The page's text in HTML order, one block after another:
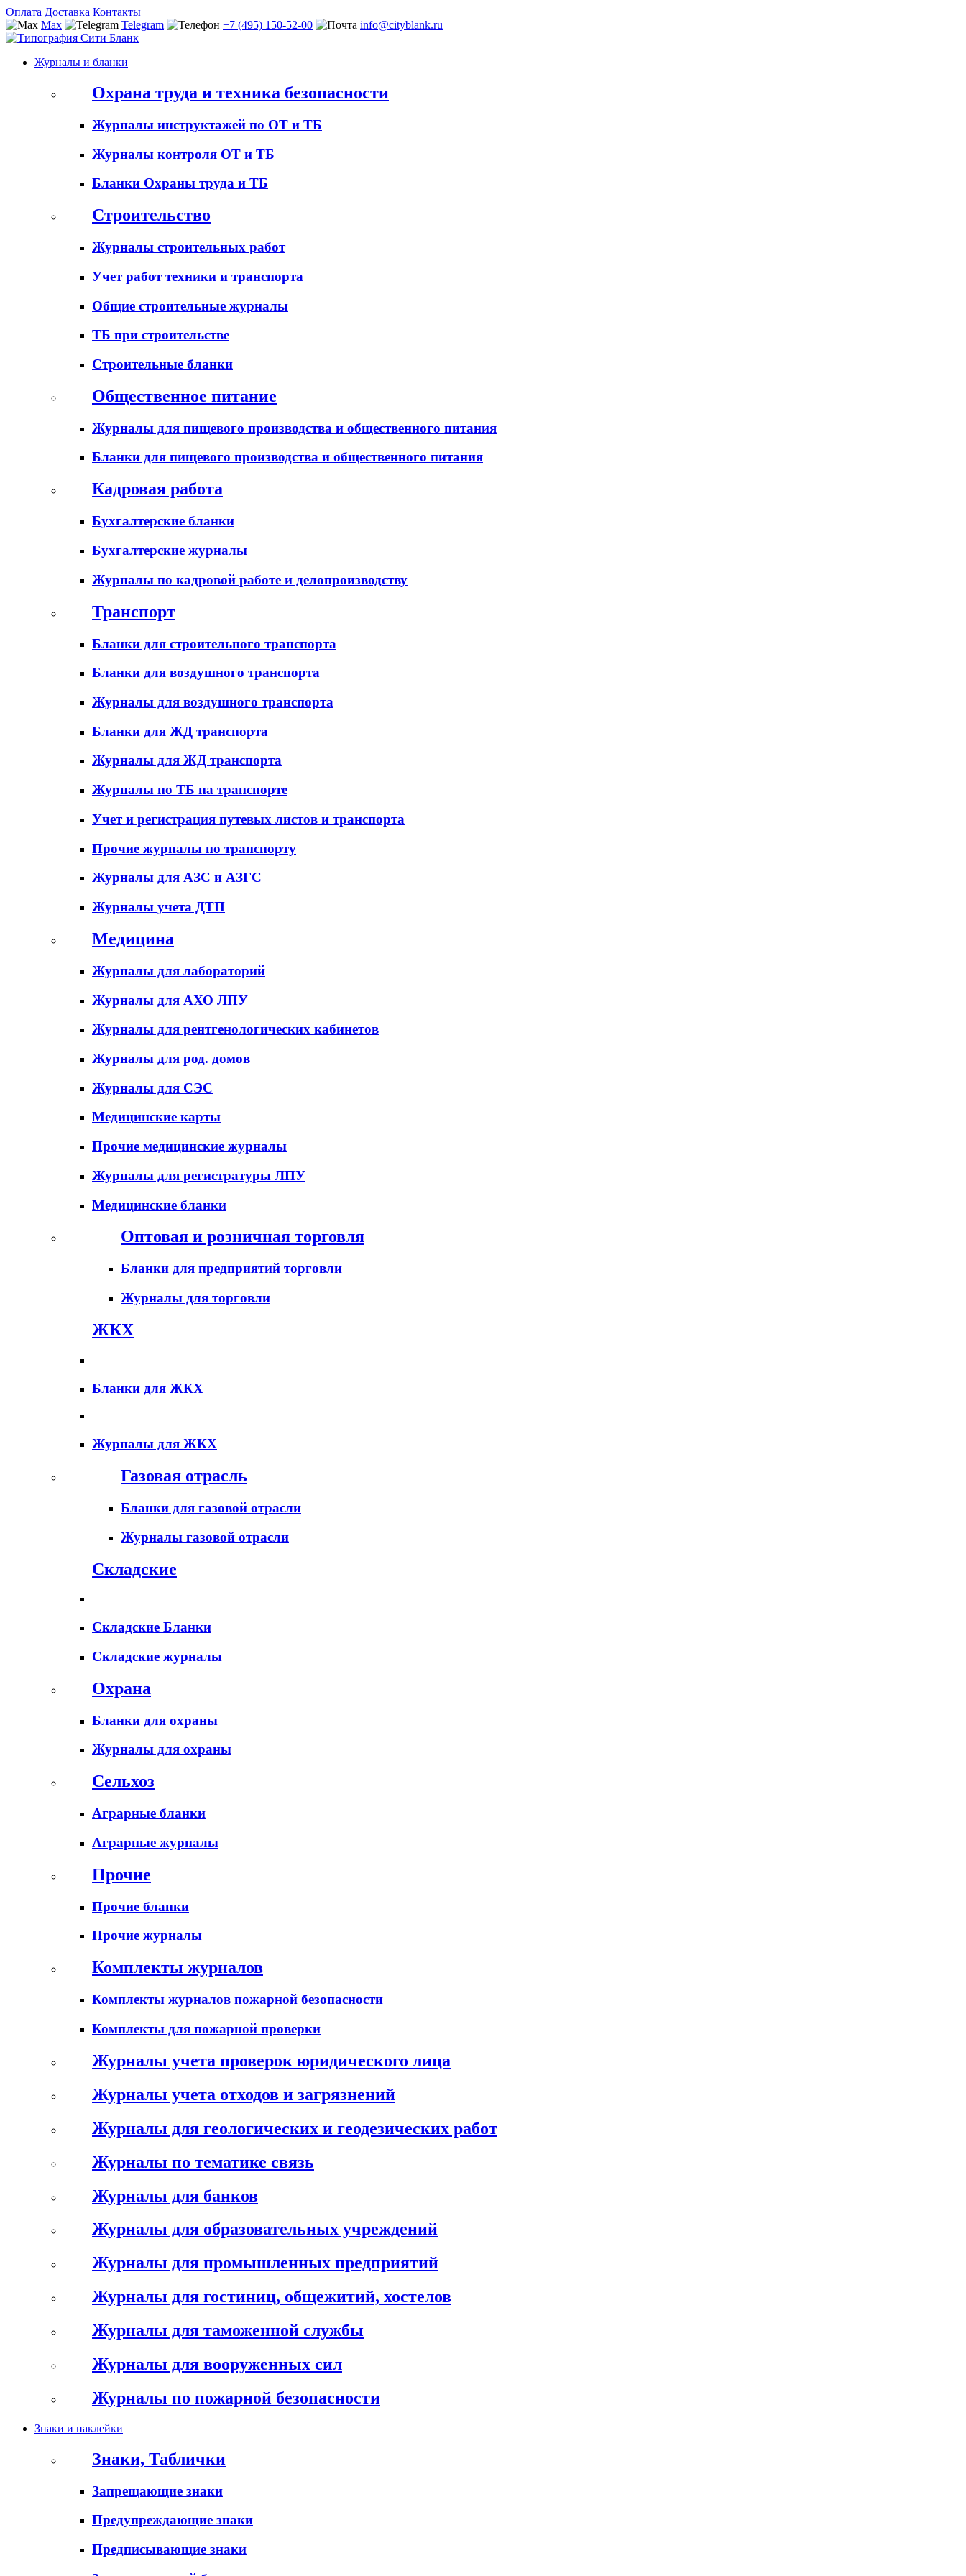
Оплата Доставка Контакты
Max
Telegram +7 (495) 150-52-00 info@cityblank.ru
Журналы и бланки
Охрана труда и техника безопасности
Журналы инструктажей по ОТ и ТБ
Журналы контроля ОТ и ТБ
Бланки Охраны труда и ТБ
Строительство
Журналы строительных работ
Учет работ техники и транспорта
Общие строительные журналы
ТБ при строительстве
Строительные бланки
Общественное питание
Журналы для пищевого производства и общественного питания
Бланки для пищевого производства и общественного питания
Кадровая работа
Бухгалтерские бланки
Бухгалтерские журналы
Журналы по кадровой работе и делопроизводству
Транспорт
Бланки для строительного транспорта
Бланки для воздушного транспорта
Журналы для воздушного транспорта
Бланки для ЖД транспорта
Журналы для ЖД транспорта
Журналы по ТБ на транспорте
Учет и регистрация путевых листов и транспорта
Прочие журналы по транспорту
Журналы для АЗС и АЗГС
Журналы учета ДТП
Медицина
Журналы для лабораторий
Журналы для АХО ЛПУ
Журналы для рентгенологических кабинетов
Журналы для род. домов
Журналы для СЭС
Медицинские карты
Прочие медицинские журналы
Журналы для регистратуры ЛПУ
Медицинские бланки
Оптовая и розничная торговля
Бланки для предприятий торговли
Журналы для торговли
ЖКХ
Бланки для ЖКХ
Журналы для ЖКХ
Газовая отрасль
Бланки для газовой отрасли
Журналы газовой отрасли
Складские
Складские Бланки
Складские журналы
Охрана
Бланки для охраны
Журналы для охраны
Сельхоз
Аграрные бланки
Аграрные журналы
Прочие
Прочие бланки
Прочие журналы
Комплекты журналов
Комплекты журналов пожарной безопасности
Комплекты для пожарной проверки
Журналы учета проверок юридического лица
Журналы учета отходов и загрязнений
Журналы для геологических и геодезических работ
Журналы по тематике связь
Журналы для банков
Журналы для образовательных учреждений
Журналы для промышленных предприятий
Журналы для гостиниц, общежитий, хостелов
Журналы для таможенной службы
Журналы для вооруженных сил
Журналы по пожарной безопасности
Знаки и наклейки
Знаки, Таблички
Запрещающие знаки
Предупреждающие знаки
Предписывающие знаки